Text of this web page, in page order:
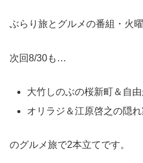
ぶらり旅とグルメの番組・火曜
次回8/30も…
大竹しのぶの桜新町＆自
オリラジ＆江原啓之の隠
のグルメ旅で2本立てです。